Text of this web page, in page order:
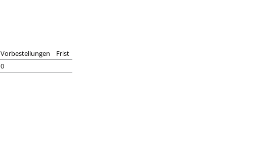
Vorbestellungen
Frist
0